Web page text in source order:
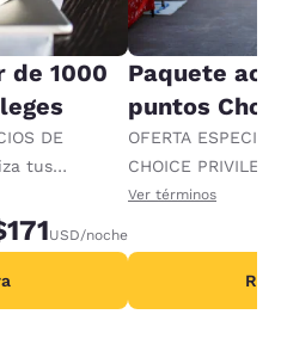
de 1000
DE
tus
USD/noche
Paquete
puntos
OFERTA
CHOICE
recompensas al
Ver términos